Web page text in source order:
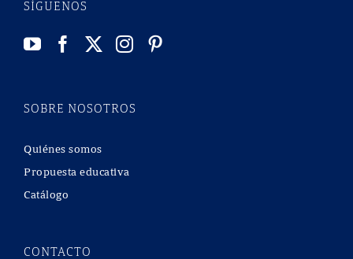
SÍGUENOS
SOBRE NOSOTROS
Quiénes somos
Propuesta educativa
Catálogo
CONTACTO